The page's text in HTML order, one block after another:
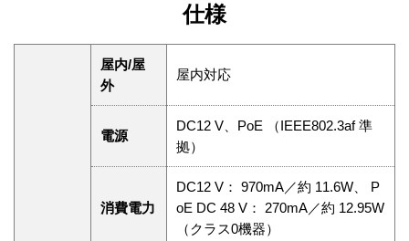
仕様
屋内/屋
外
屋内対応
電源
DC12 V、PoE （IEEE802.3af 準
拠）
消費電力
DC12 V： 970mA／約 11.6W、 P
oE DC 48 V： 270mA／約 12.95W
（クラス0機器）